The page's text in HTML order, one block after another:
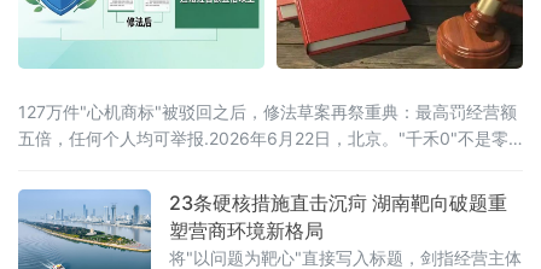
127万件"心机商标"被驳回之后，修法草案再祭重典：最高罚经营额
五倍，任何个人均可举报.2026年6月22日，北京。"千禾0"不是零
些让消费者频频踩坑的文字不过是一个注册商标，而非产品承诺
时，法律终于要动手了。6月22日，全国人大常委会法工委披露，商
标法修订草案二次审议稿将提请6月23日开幕的十四
23条硬核措施直击沉疴 湖南靶向破题重
塑营商环境新格局
将"以问题为靶心"直接写入标题，剑指经营主体